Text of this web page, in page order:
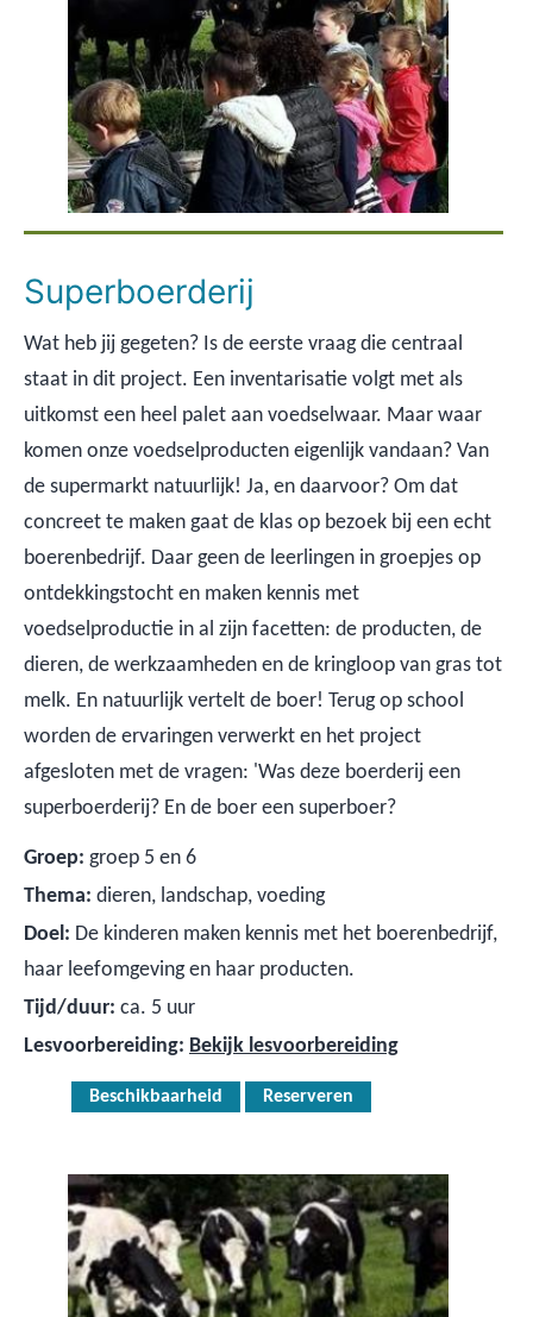
Superboerderij
Wat heb jij gegeten? Is de eerste vraag die centraal
staat in dit project. Een inventarisatie volgt met als
uitkomst een heel palet aan voedselwaar. Maar waar
komen onze voedselproducten eigenlijk vandaan? Van
de supermarkt natuurlijk! Ja, en daarvoor? Om dat
concreet te maken gaat de klas op bezoek bij een echt
boerenbedrijf. Daar geen de leerlingen in groepjes op
ontdekkingstocht en maken kennis met
voedselproductie in al zijn facetten: de producten, de
dieren, de werkzaamheden en de kringloop van gras tot
melk. En natuurlijk vertelt de boer! Terug op school
worden de ervaringen verwerkt en het project
afgesloten met de vragen: 'Was deze boerderij een
superboerderij? En de boer een superboer?
Groep: groep 5 en 6
Thema: dieren, landschap, voeding
Doel: De kinderen maken kennis met het boerenbedrijf,
haar leefomgeving en haar producten.
Tijd/duur: ca. 5 uur
Lesvoorbereiding: Bekijk lesvoorbereiding
Beschikbaarheid Reserveren